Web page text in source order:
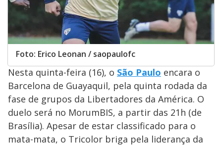
Foto: Erico Leonan / saopaulofc
Nesta quinta-feira (16), o São Paulo encara o
Barcelona de Guayaquil, pela quinta rodada da
fase de grupos da Libertadores da América. O
duelo será no MorumBIS, a partir das 21h (de
Brasília). Apesar de estar classificado para o
mata-mata, o Tricolor briga pela liderança da